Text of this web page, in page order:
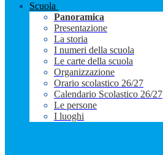
Scuola
Panoramica
Presentazione
La storia
I numeri della scuola
Le carte della scuola
Organizzazione
Orario scolastico 26/27
Calendario Scolastico 26/27
Le persone
I luoghi